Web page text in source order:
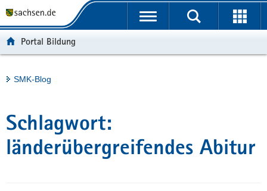
t
e
r
g
r
u
h
a
l
t
e
v
e
Portalübergreifende
Portal Bildung
Hauptinhalt
SMK-Blog
Schlagwort:
länderübergreifendes Abitur